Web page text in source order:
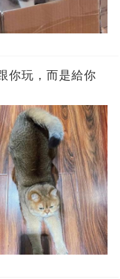
你玩，而是給你